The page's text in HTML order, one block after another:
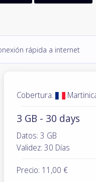
rápida a internet
Cobertura:
3 GB - 30 days
Datos: 3 GB
Validez: 30 Días
Precio: 11,00 €